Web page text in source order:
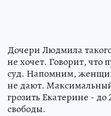
Дочери Людмила
не хочет. Говорит, что
суд. Напомним,
не дают.
грозить Екатерине -
свободы.